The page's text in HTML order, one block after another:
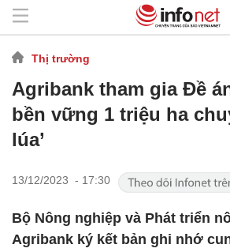
Thị trường
Agribank tham gia Đề
bền vững 1 triệu ha
lúa’
13/12/2023 - 17:30
Bộ Nông nghiệp và Phát triển
Agribank ký kết bản ghi nhớ